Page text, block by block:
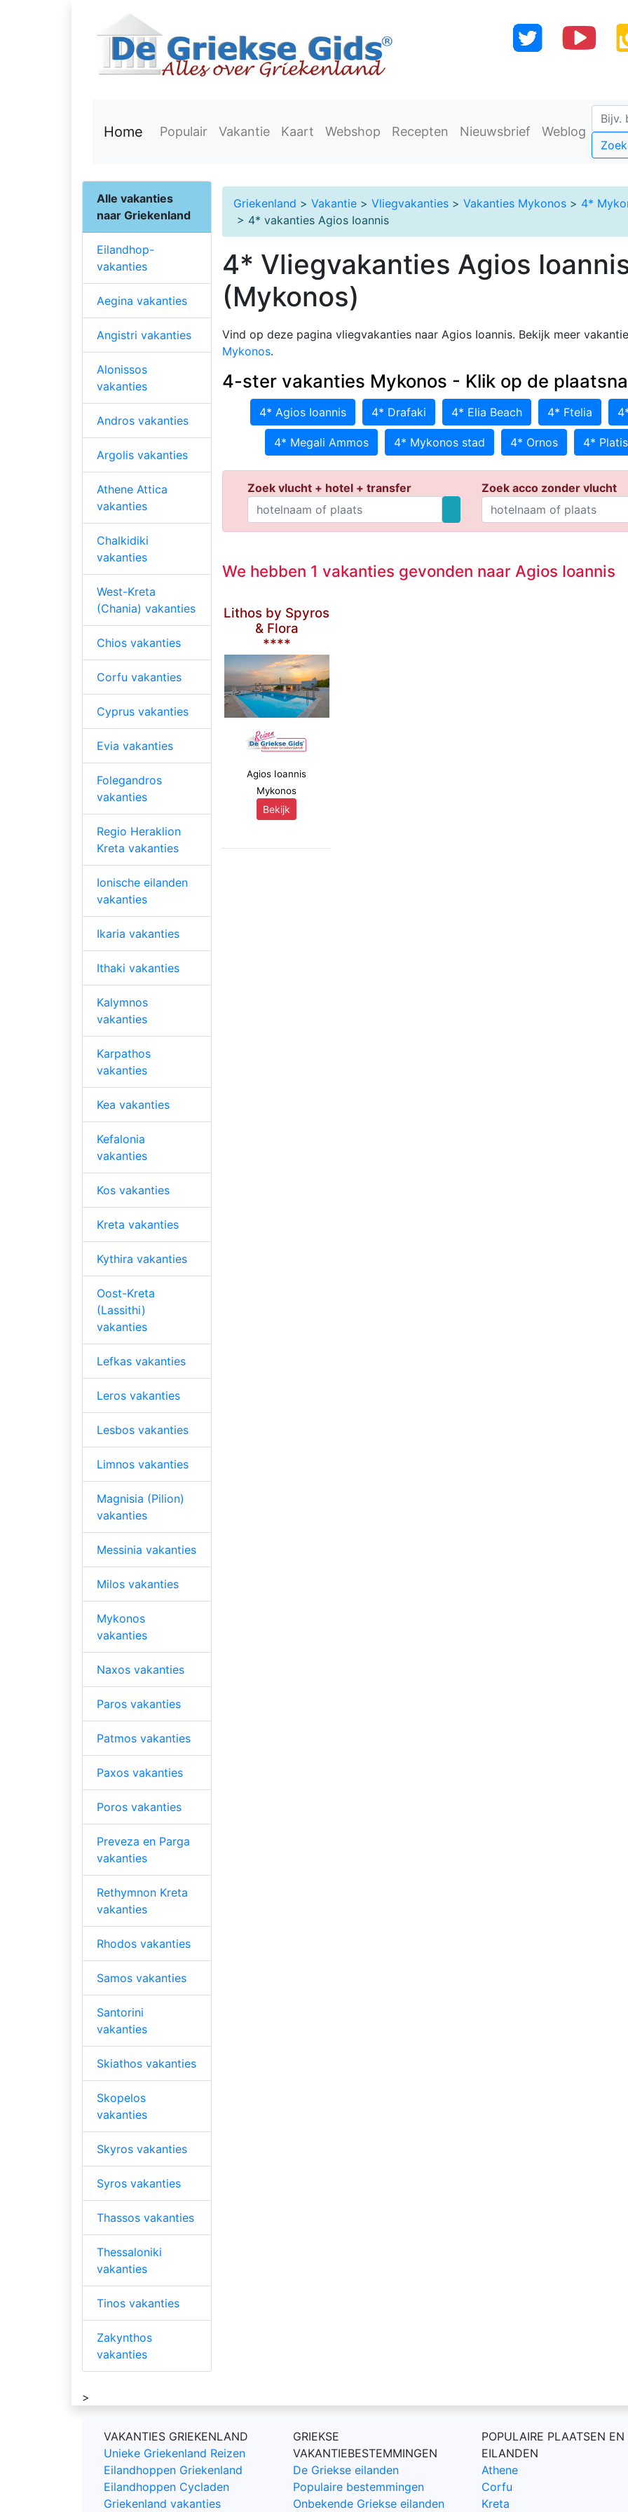
Home Populair Vakantie Kaart Webshop Recepten Nieuwsbrief Weblog
Alle vakanties
naar Griekenland
Eilandhop-
vakanties
Aegina vakanties
Angistri vakanties
Alonissos
vakanties
Andros vakanties
Argolis vakanties
Athene Attica
vakanties
Chalkidiki
vakanties
West-Kreta
(Chania) vakanties
Chios vakanties
Corfu vakanties
Cyprus vakanties
Evia vakanties
Folegandros
vakanties
Regio Heraklion
Kreta vakanties
Ionische eilanden
vakanties
Ikaria vakanties
Ithaki vakanties
Kalymnos
vakanties
Karpathos
vakanties
Kea vakanties
Kefalonia
vakanties
Kos vakanties
Kreta vakanties
Kythira vakanties
Oost-Kreta
(Lassithi)
vakanties
Lefkas vakanties
Leros vakanties
Lesbos vakanties
Limnos vakanties
Magnisia (Pilion)
vakanties
Messinia vakanties
Milos vakanties
Mykonos
vakanties
Naxos vakanties
Paros vakanties
Patmos vakanties
Paxos vakanties
Poros vakanties
Preveza en Parga
vakanties
Rethymnon Kreta
vakanties
Rhodos vakanties
Samos vakanties
Santorini
vakanties
Skiathos vakanties
Skopelos
vakanties
Skyros vakanties
Syros vakanties
Thassos vakanties
Thessaloniki
vakanties
Tinos vakanties
Zakynthos
vakanties
Griekenland > Vakantie > Vliegvakanties > Vakanties Mykonos > 4*
> 4* vakanties Agios Ioannis
4* Vliegvakanties Agios
(Mykonos)
Vind op deze pagina vliegvakanties naar Agios Ioannis. Bekijk meer
Mykonos.
4-ster vakanties Mykonos - Klik op de
4* Agios Ioannis 4* Drafaki 4* Elia Beach 4* Ftelia
4* Megali Ammos 4* Mykonos stad 4* Ornos 4*
Zoek vlucht + hotel + transfer Zoek acco zonder vlucht
We hebben 1 vakanties gevonden naar Agios Ioannis
Lithos by Spyros
& Flora
****
Agios Ioannis
Mykonos
Bekijk
>
VAKANTIES GRIEKENLAND
Unieke Griekenland Reizen
Eilandhoppen Griekenland
Eilandhoppen Cycladen
Griekenland vakanties
GRIEKSE
VAKANTIEBESTEMMINGEN
De Griekse eilanden
Populaire bestemmingen
Onbekende Griekse eilanden
POPULAIRE PLAATSEN EN
EILANDEN
Athene
Corfu
Kreta